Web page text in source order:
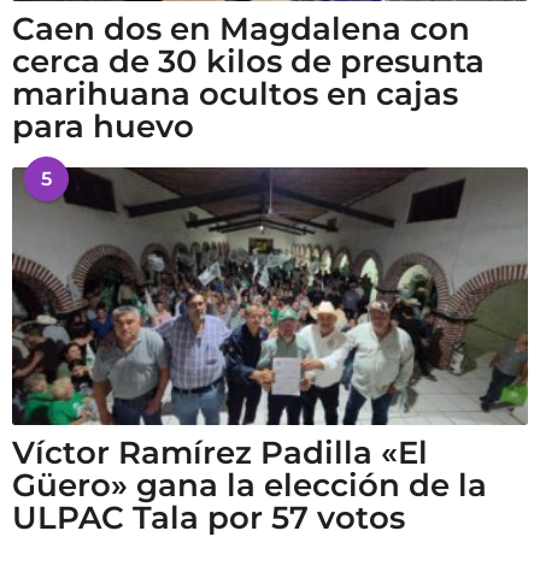
Caen dos en Magdalena con
cerca de 30 kilos de presunta
marihuana ocultos en cajas
para huevo
5
Víctor Ramírez Padilla «El
Güero» gana la elección de la
ULPAC Tala por 57 votos